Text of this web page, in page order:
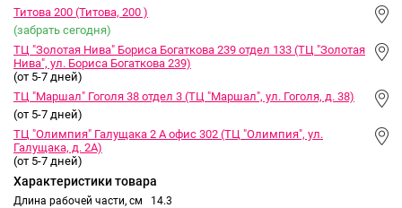
Титова 200 (Титова, 200 )
(забрать сегодня)
ТЦ "Золотая Нива" Бориса Богаткова 239 отдел 133 (ТЦ "Золотая
Нива", ул. Бориса Богаткова 239)
(от 5-7 дней)
ТЦ "Маршал" Гоголя 38 отдел 3 (ТЦ "Маршал", ул. Гоголя, д. 38)
(от 5-7 дней)
ТЦ "Олимпия" Галущака 2 А офис 302 (ТЦ "Олимпия", ул.
Галущака, д. 2А)
(от 5-7 дней)
Характеристики товара
Длина рабочей части, см 14.3